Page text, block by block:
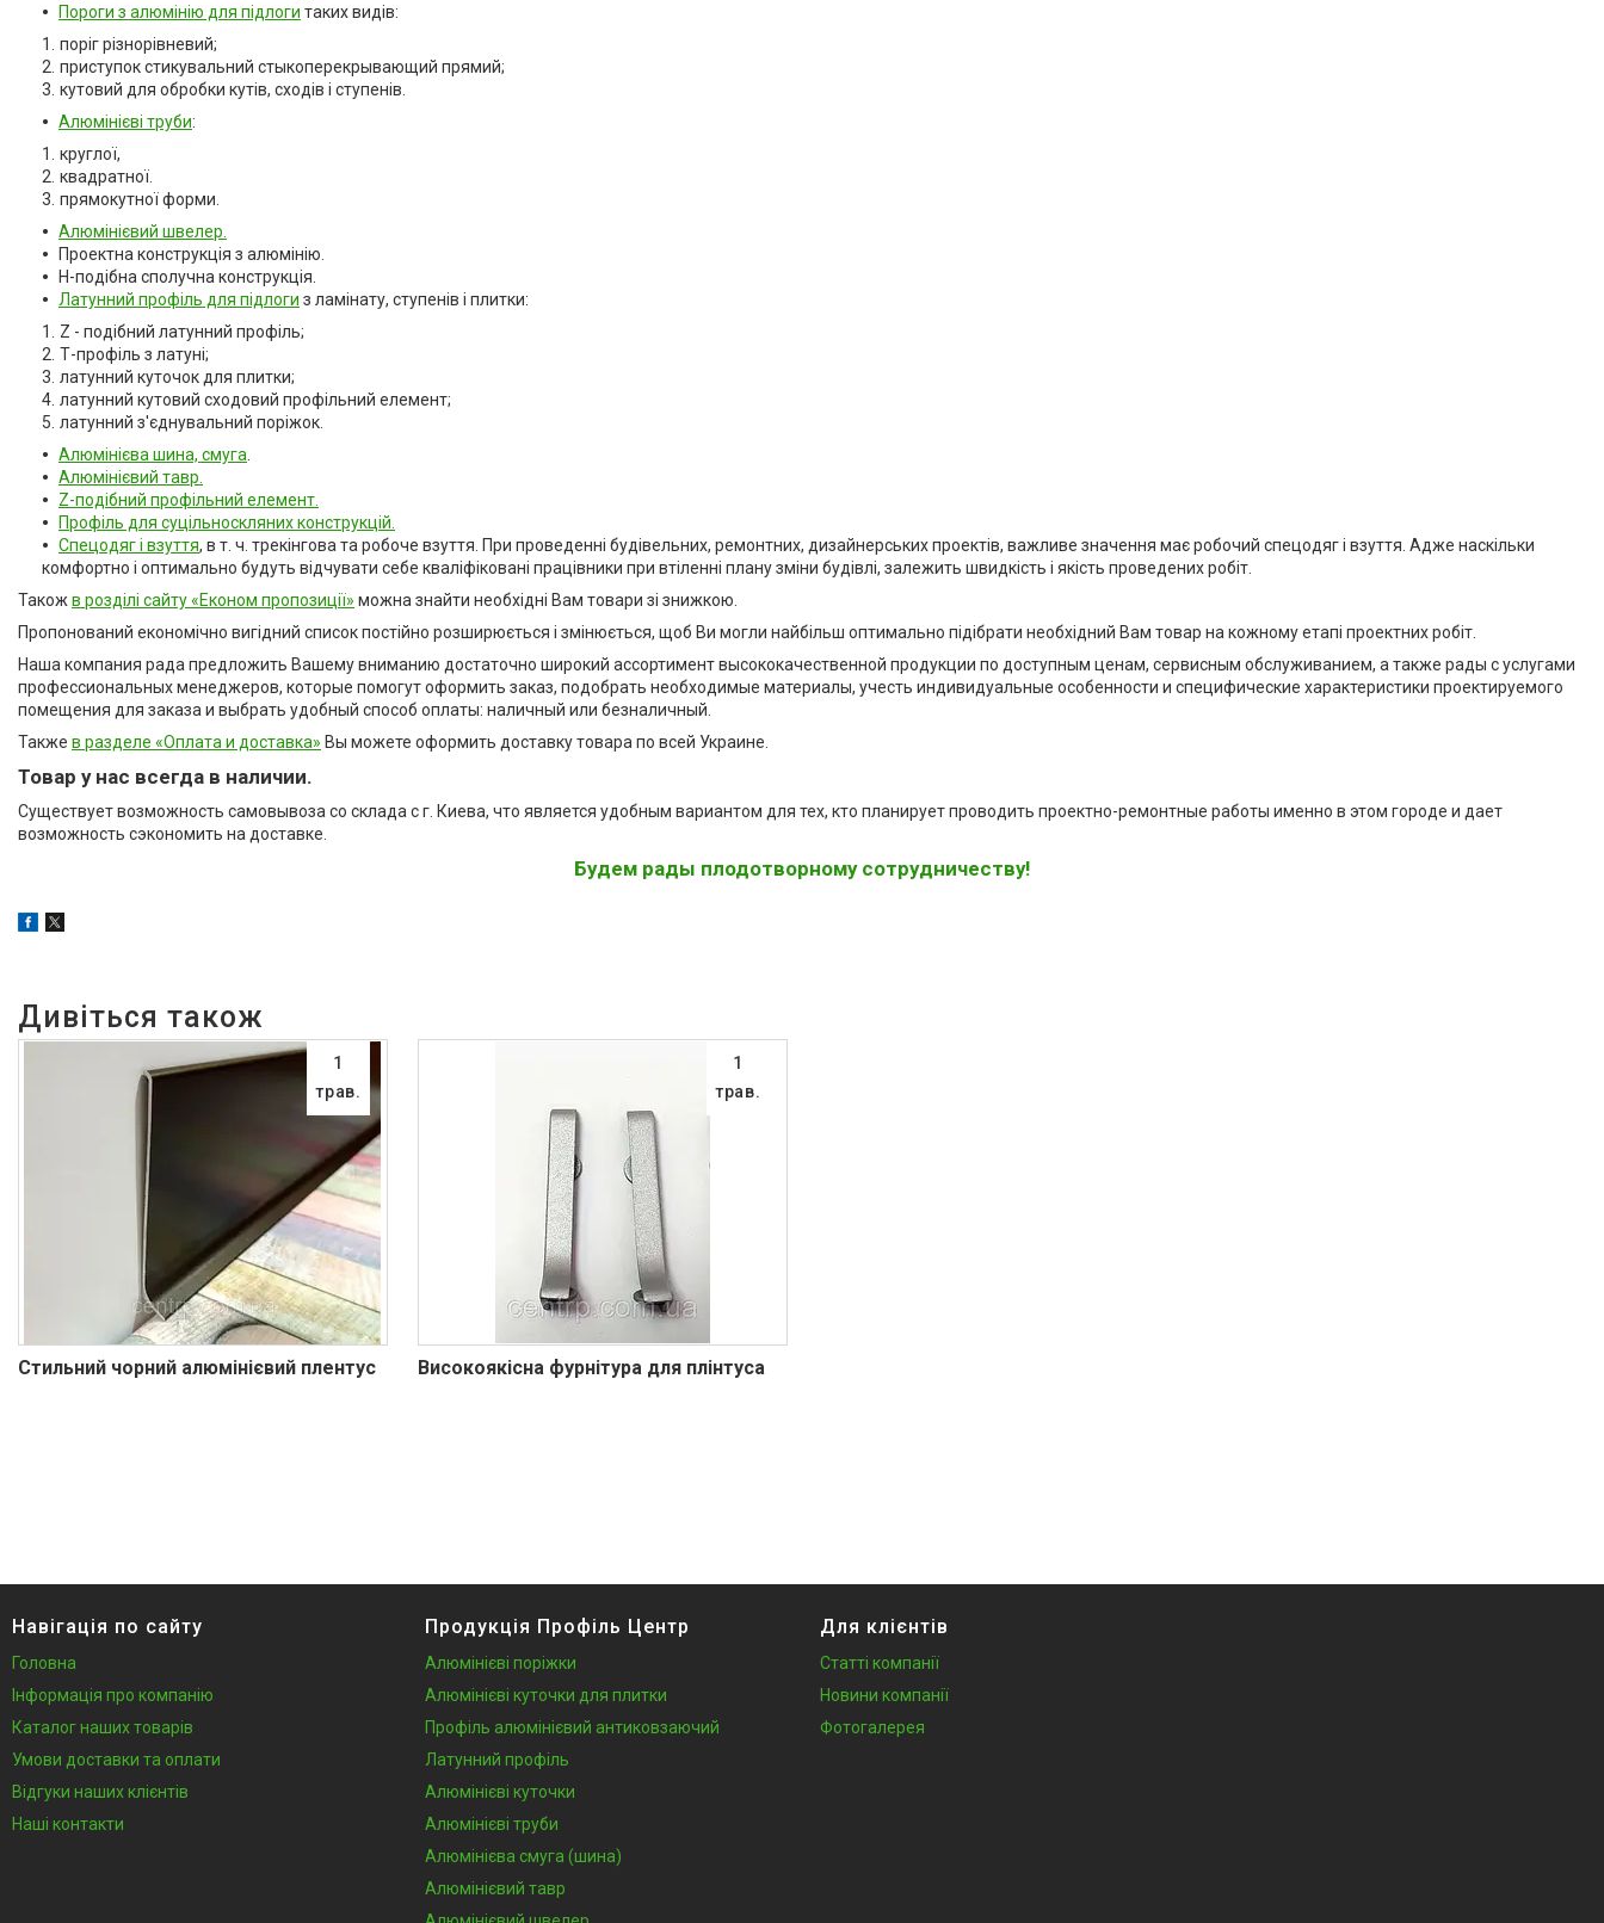
стільниці
Алюмінієві стінові панелі-рейки
Система укладки плитки без
клею
Кабель канал підлоговий
алюмінієвий
Відгуки
Пороги з алюмінію для підлоги таких видів:
поріг різнорівневий;
приступок стикувальний стыкоперекрывающий прямий;
кутовий для обробки кутів, сходів і ступенів.
Алюмінієві труби:
круглої,
квадратної.
прямокутної форми.
Алюмінієвий швелер.
Проектна конструкція з алюмінію.
Н-подібна сполучна конструкція.
Латунний профіль для підлоги з ламінату, ступенів і плитки:
Z - подібний латунний профіль;
Т-профіль з латуні;
латунний куточок для плитки;
латунний кутовий сходовий профільний елемент;
латунний з'єднувальний поріжок.
Алюмінієва шина, смуга
Алюмінієвий тавр.
Z-подібний профільний елемент.
Профіль для суцільноскляних конструкцій.
Спецодяг і взуття, в т. ч. трекінгова та робоче взуття. При проведенні будівельних, ремонтних, дизайнерських проектів, важливе значення має робочий спецодяг і взуття. Адже наскільки
комфортно і оптимально будуть відчувати себе кваліфіковані працівники при втіленні плану зміни будівлі, залежить швидкість і якість проведених робіт.
Також в розділі сайту «Економ пропозиції» можна знайти необхідні Вам товари зі знижкою.
Пропонований економічно вигідний список постійно розширюється і змінюється, щоб Ви могли найбільш оптимально підібрати необхідний Вам товар на кожному етапі проектних робіт.
Наша компания рада предложить Вашему вниманию достаточно широкий ассортимент высококачественной продукции по доступным ценам, сервисным обслуживанием, а также рады с услугами
профессиональных менеджеров, которые помогут оформить заказ, подобрать необходимые материалы, учесть индивидуальные особенности и специфические характеристики проектируемого
помещения для заказа и выбрать удобный способ оплаты: наличный или безналичный.
Также в разделе «Оплата и доставка» Вы можете оформить доставку товара по всей Украине.
Товар у нас всегда в наличии.
Существует возможность самовывоза со склада с г. Киева, что является удобным вариантом для тех, кто планирует проводить проектно-ремонтные работы именно в этом городе и дает
возможность сэкономить на доставке.
Будем рады плодотворному сотрудничеству!
1
трав.
Стильний чорний алюмінієвий плентус
1
трав.
Високоякісна фурнітура для плінтуса
Навігація по сайту
Головна
Інформація про компанію
Каталог наших товарів
Умови доставки та оплати
Відгуки наших клієнтів
Наші контакти
Продукція Профіль Центр
Алюмінієві поріжки
Алюмінієві куточки для плитки
Профіль алюмінієвий антиковзаючий
Латунний профіль
Алюмінієві куточки
Алюмінієві труби
Алюмінієва смуга (шина)
Алюмінієвий тавр
Для клієнтів
Статті компанії
Новини компанії
Фотогалерея